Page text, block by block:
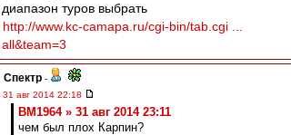
диапазон туров выбрать
http://www.kc-camapa.ru/cgi-bin/tab.cgi ...
all&team=3
Спектр -
31 авг 2014 22:18
BM1964 » 31 авг 2014 23:11
чем был плох Карпин?